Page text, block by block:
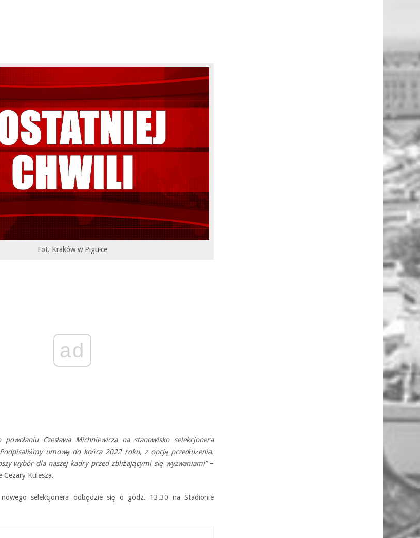
Fot. Kraków w Pigułce
ad
powołaniu Czesława Michniewicza na stanowisko selekcjonera
umowę do końca 2022 roku, z opcją przedłużenia.
wybór dla naszej kadry przed zbliżającymi się wyzwaniami”–
Cezary Kulesza.
nowego selekcjonera odbędzie się o godz. 13.30 na Stadionie